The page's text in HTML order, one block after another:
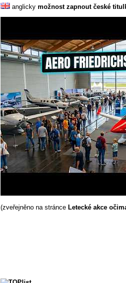
anglicky možnost zapnout české
(zveřejněno na stránce Letecké akce